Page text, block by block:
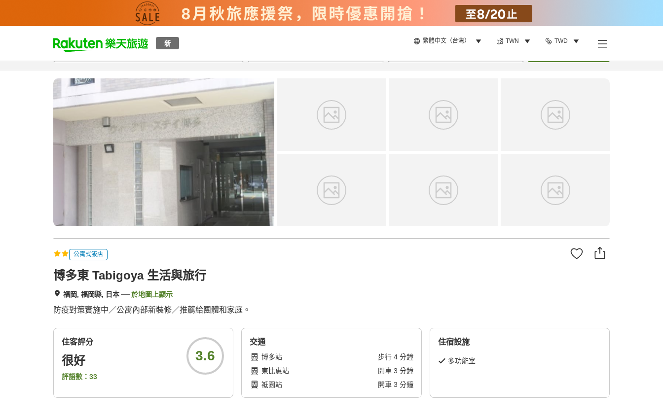
新 繁體中文（台灣） TWN TWD
t
p
a
e
_
總覽客房與方案評語設施
公寓式飯店
博多東 Tabigoya 生活與旅行
福岡, 福岡縣, 日本 於地圖上顯示
防疫對策實施中／公寓內部新裝修／推薦給團體和家庭。
住客評分
很好
評語數： 33
3.6
交通
博多站 步行 4分鐘
東比惠站
開車 3 分鐘
祗園站
開車 3 分鐘
住宿設施
多功能室